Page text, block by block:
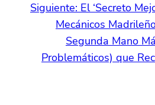
Siguiente: El ‘Secreto
Mecánicos
Segunda Mano
Problemáticos) que